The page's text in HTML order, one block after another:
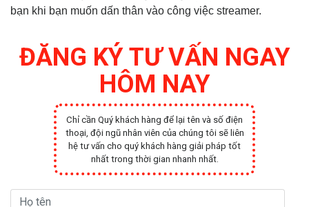
bạn khi bạn muốn dấn thân vào công việc streamer.
ĐĂNG KÝ TƯ VẤN NGAY
HÔM NAY
Chỉ cần Quý khách hàng để lại tên và số điện
thoại, đội ngũ nhân viên của chúng tôi sẽ liên
hệ tư vấn cho quý khách hàng giải pháp tốt
nhất trong thời gian nhanh nhất.